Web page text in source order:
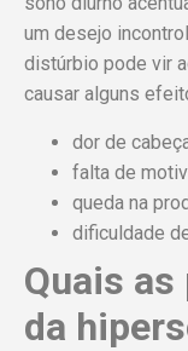
um desejo
distúrbio pode vir
causar alguns
dor de
falta de
queda na
dificuldade
Quais
da